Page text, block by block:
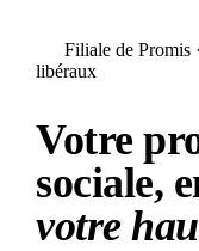
Filiale de Promis
libéraux
Votre
sociale,
votre